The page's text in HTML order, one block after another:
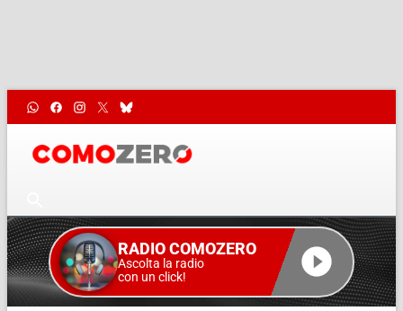
RADIO COMOZERO
Ascolta la radio
con un click!